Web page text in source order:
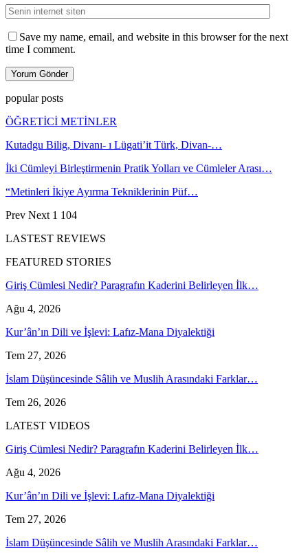
Save my name, email, and website in this browser for the next
time I comment.
popular posts
ÖĞRETİCİ METİNLER
Kutadgu Bilig, Divanı- ı Lügati’it Türk, Divan-…
İki Cümleyi Birleştirmenin Pratik Yolları ve Cümleler Arası…
“Metinleri İkiye Ayırma Tekniklerinin Püf…
Prev Next 1 104
LASTEST REVIEWS
FEATURED STORIES
Giriş Cümlesi Nedir? Paragrafın Kaderini Belirleyen İlk…
Ağu 4, 2026
Kur’ân’ın Dili ve İşlevi: Lafız-Mana Diyalektiği
Tem 27, 2026
İslam Düşüncesinde Sâlih ve Muslih Arasındaki Farklar…
Tem 26, 2026
LATEST VIDEOS
Giriş Cümlesi Nedir? Paragrafın Kaderini Belirleyen İlk…
Ağu 4, 2026
Kur’ân’ın Dili ve İşlevi: Lafız-Mana Diyalektiği
Tem 27, 2026
İslam Düşüncesinde Sâlih ve Muslih Arasındaki Farklar…